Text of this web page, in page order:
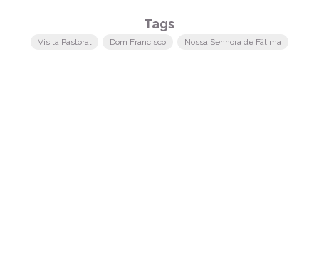
Tags
Visita Pastoral Dom Francisco Nossa Senhora de Fátima